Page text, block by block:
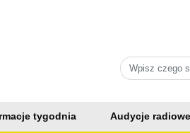
tygodnia Audycje radiowe